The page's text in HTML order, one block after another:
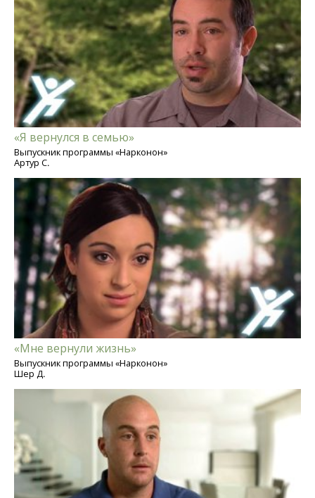
«Я вернулся в семью»
Выпускник программы «Нарконон»
Артур С.
«Мне вернули жизнь»
Выпускник программы «Нарконон»
Шер Д.